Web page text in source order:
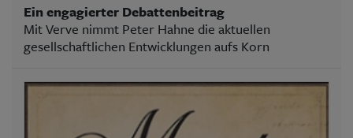
Ein engagierter Debattenbeitrag
Mit Verve nimmt Peter Hahne die aktuellen
gesellschaftlichen Entwicklungen aufs Korn